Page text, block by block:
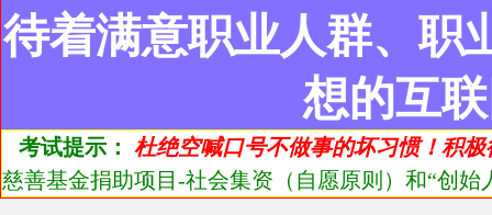
待着满意职业人群、职
想的互
考试提示： 杜绝空喊口号不做事的坏习惯！积
慈善基金捐助项目-社会集资（自愿原则）和“创